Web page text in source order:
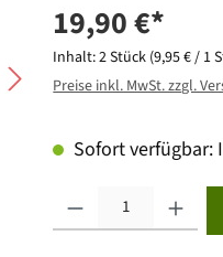
19,90 €*
Inhalt:2 Stück (9,95 € / 1
Preise inkl. MwSt. zzgl.
Sofort verfügbar: